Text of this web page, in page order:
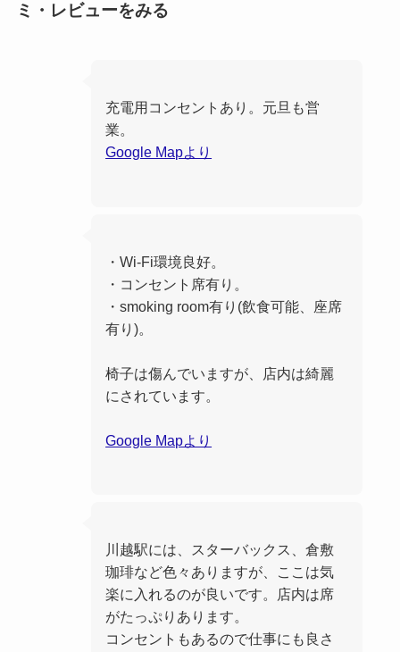
ミ・レビューをみる
充電用コンセントあり。元旦も営
業。
Google Mapより
・Wi-Fi環境良好。
・コンセント席有り。
・smoking room有り(飲食可能、座席
有り)。
椅子は傷んでいますが、店内は綺麗
にされています。
Google Mapより
川越駅には、スターバックス、倉敷
珈琲など色々ありますが、ここは気
楽に入れるのが良いです。店内は席
がたっぷりあります。
コンセントもあるので仕事にも良さ